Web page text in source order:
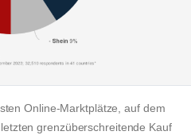
Online-Marktplätze, auf dem
letztengrenzüberschreitende Kauf